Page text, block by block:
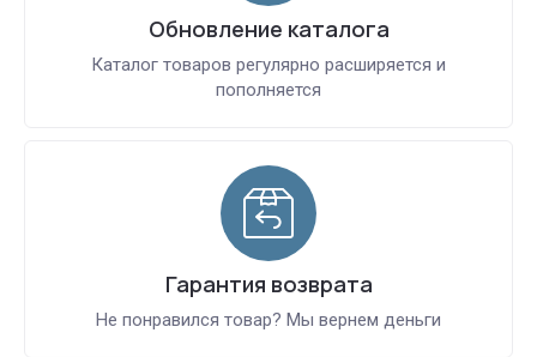
Обновление каталога
Каталог товаров регулярно расширяется и
пополняется
Гарантия возврата
Не понравился товар? Мы вернем деньги